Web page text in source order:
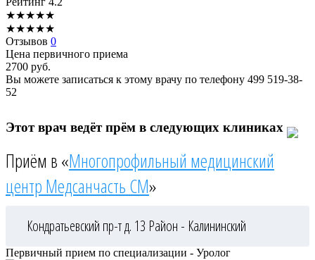
★★★★★
★★★★★
Отзывов 0
Цена первичного приема
2700 руб.
Вы можете записаться к этому врачу по телефону 499 519-38-
52
Этот врач ведёт прём в следующих клиниках
Приём в «Многопрофильный медицинский
центр Медсанчасть СМ»
Кондратьевский пр-т д. 13 Район - Калининский
Первичный прием по специализации - Уролог